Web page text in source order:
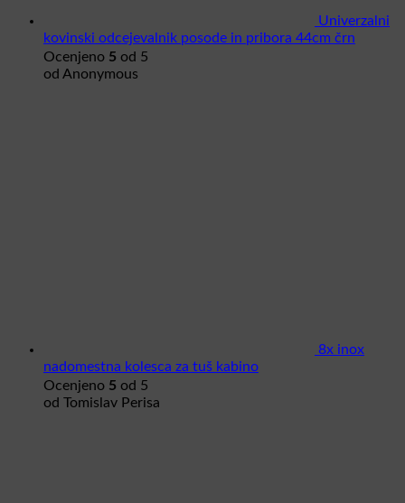
Univerzalni
kovinski odcejevalnik posode in pribora 44cm črn
Ocenjeno 5 od 5
od Anonymous
8x inox
nadomestna kolesca za tuš kabino
Ocenjeno 5 od 5
od Tomislav Perisa